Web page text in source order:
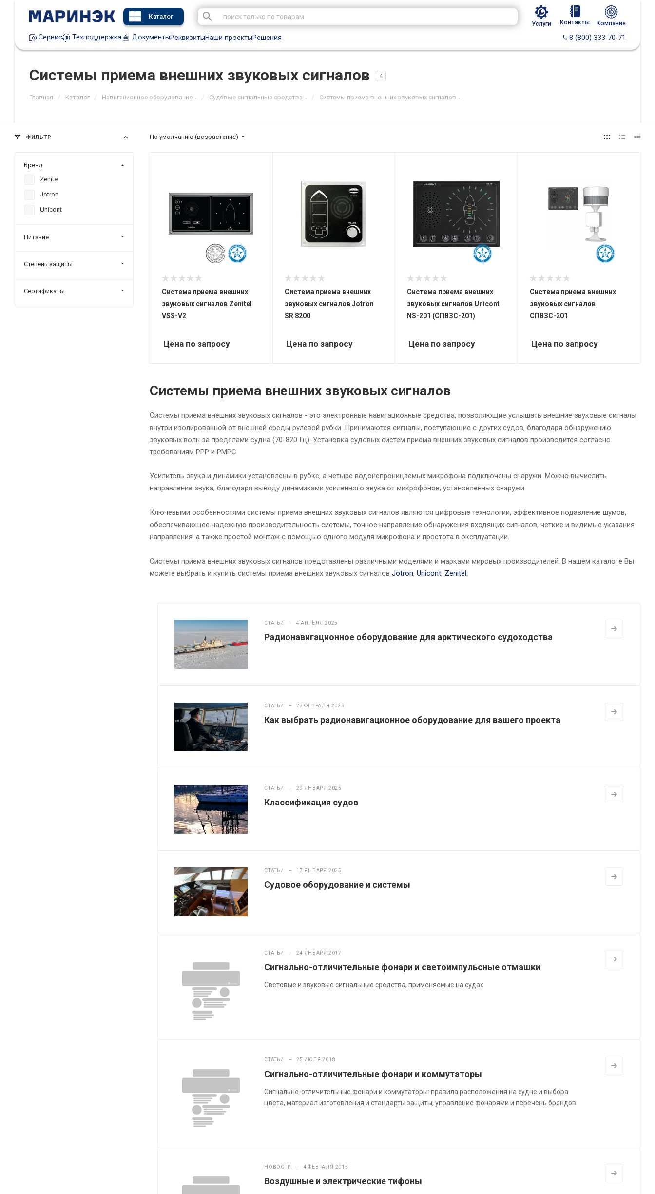
Каталог
Услуги Контакты Компания
Сервис Техподдержка ДокументыРеквизитыНаши проектыРешения 8 (800) 333-70-71
Системы приема внешних звуковых сигналов 4
Главная / Каталог / Навигационное оборудование / Судовые сигнальные средства / Системы приема внешних звуковых сигналов
По умолчанию (возрастание)
Система приема внешних
звуковых сигналов Zenitel
VSS-V2
Цена по запросу
Система приема внешних
звуковых сигналов Jotron
SR 8200
Цена по запросу
Система приема внешних
звуковых сигналов Unicont
NS-201 (СПВЗС-201)
Цена по запросу
Система приема внешних
звуковых сигналов
СПВЗС-201
Цена по запросу
Системы приема внешних звуковых сигналов
Системы приема внешних звуковых сигналов - это электронные навигационные средства, позволяющие услышать внешние звуковые сигналы
внутри изолированной от внешней среды рулевой рубки. Принимаются сигналы, поступающие с других судов, благодаря обнаружению
звуковых волн за пределами судна (70-820 Гц). Установка судовых систем приема внешних звуковых сигналов производится согласно
требованиям РРР и РМРС.
Усилитель звука и динамики установлены в рубке, а четыре водонепроницаемых микрофона подключены снаружи. Можно вычислить
направление звука, благодаря выводу динамиками усиленного звука от микрофонов, установленных снаружи.
Ключевыми особенностями системы приема внешних звуковых сигналов являются цифровые технологии, эффективное подавление шумов,
обеспечивающее надежную производительность системы, точное направление обнаружения входящих сигналов, четкие и видимые указания
направления, а также простой монтаж с помощью одного модуля микрофона и простота в эксплуатации.
Системы приема внешних звуковых сигналов представлены различными моделями и марками мировых производителей. В нашем каталоге Вы
можете выбрать и купить системы приема внешних звуковых сигналов Jotron, Unicont, Zenitel .
СТАТЬИ — 4 АПРЕЛЯ 2025
Радионавигационное оборудование для арктического судоходства
СТАТЬИ — 27 ФЕВРАЛЯ 2025
Как выбрать радионавигационное оборудование для вашего проекта
СТАТЬИ — 29 ЯНВАРЯ 2025
Классификация судов
СТАТЬИ — 17 ЯНВАРЯ 2025
Судовое оборудование и системы
СТАТЬИ — 24 ЯНВАРЯ 2017
Сигнально-отличительные фонари и светоимпульсные отмашки
Световые и звуковые сигнальные средства, применяемые на судах
СТАТЬИ — 25 ИЮЛЯ 2018
Сигнально-отличительные фонари и коммутаторы
Сигнально-отличительные фонари и коммутаторы: правила расположения на судне и выбора
цвета, материал изготовления и стандарты защиты, управление фонарями и перечень брендов
НОВОСТИ — 4 ФЕВРАЛЯ 2015
Воздушные и электрические тифоны
ФИЛЬТР
Бренд
Zenitel
Jotron
Unicont
Питание
Степень защиты
Сертификаты